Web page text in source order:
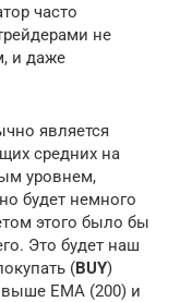
часто
не
и даже
является
средних на
уровнем,
будет немного
этого было бы
Это будет наш
(BUY)
выше EMA (200) и